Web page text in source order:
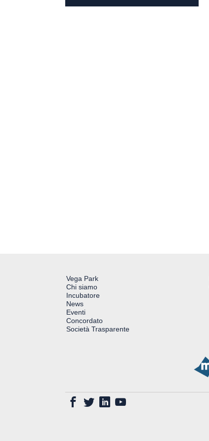
Vega Park
Chi siamo
Incubatore
News
Eventi
Concordato
Società Trasparente